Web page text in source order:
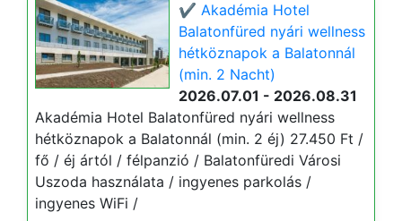
✔️ Akadémia Hotel
Balatonfüred nyári wellness
hétköznapok a Balatonnál
(min. 2 Nacht)
2026.07.01 - 2026.08.31
Akadémia Hotel Balatonfüred nyári wellness
hétköznapok a Balatonnál (min. 2 éj) 27.450 Ft /
fő / éj ártól / félpanzió / Balatonfüredi Városi
Uszoda használata / ingyenes parkolás /
ingyenes WiFi /